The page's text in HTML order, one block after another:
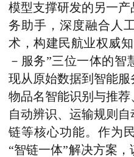
模型支撑研发的另一
务助手，深度融合人
术，构建民航业权威
－服务”三位一体的智
现从原始数据到智能
物品名智能识别与推
自动辨识、运输规则
链等核心功能。作为
“智链一体”解决方案